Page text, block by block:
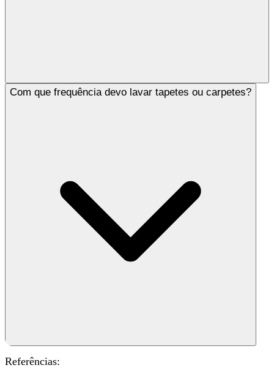
Com que frequência devo lavar tapetes ou carpetes?
Referências: